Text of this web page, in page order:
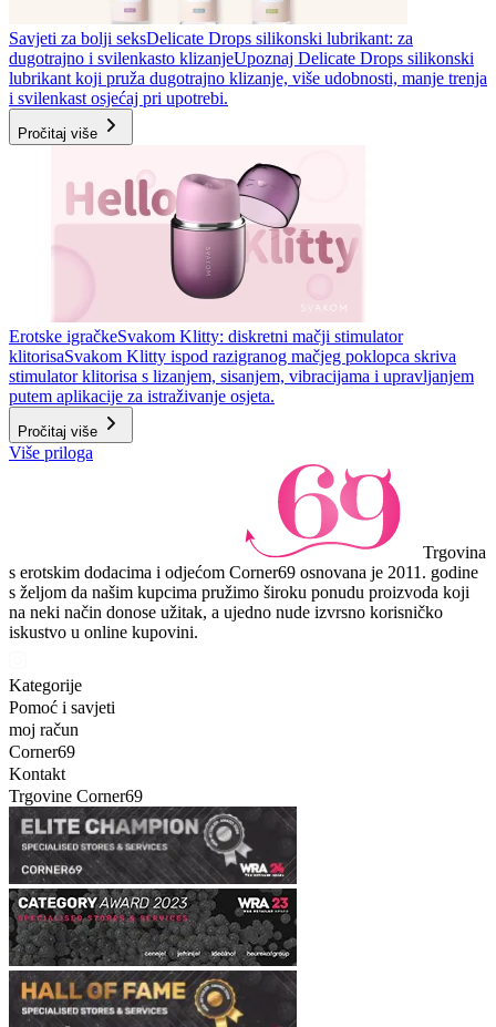
Savjeti za bolji seksDelicate Drops silikonski lubrikant: za
dugotrajno i svilenkasto klizanjeUpoznaj Delicate Drops silikonski
lubrikant koji pruža dugotrajno klizanje, više udobnosti, manje trenja
i svilenkast osjećaj pri upotrebi.
Pročitaj više
Erotske igračkeSvakom Klitty: diskretni mačji stimulator
klitorisaSvakom Klitty ispod razigranog mačjeg poklopca skriva
stimulator klitorisa s lizanjem, sisanjem, vibracijama i upravljanjem
putem aplikacije za istraživanje osjeta.
Pročitaj više
Više priloga
Trgovina
s erotskim dodacima i odjećom Corner69 osnovana je 2011. godine
s željom da našim kupcima pružimo široku ponudu proizvoda koji
na neki način donose užitak, a ujedno nude izvrsno korisničko
iskustvo u online kupovini.
Kategorije
Pomoć i savjeti
moj račun
Corner69
Kontakt
Trgovine Corner69